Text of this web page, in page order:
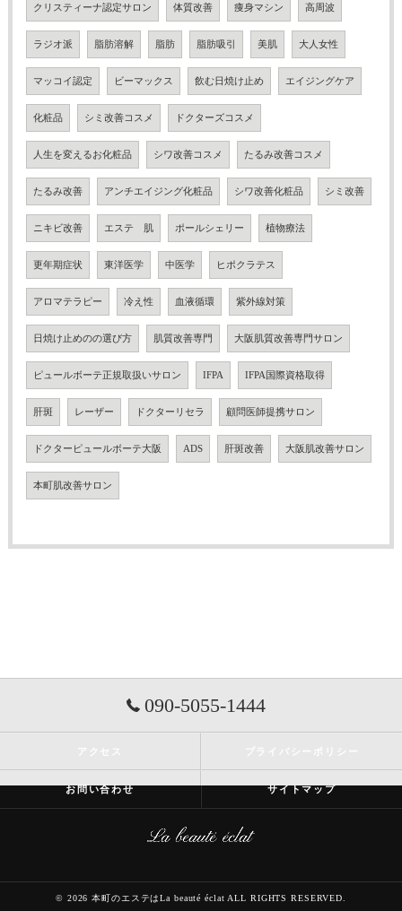
クリスティーナ認定サロン 体質改善 痩身マシン 高周波
ラジオ派 脂肪溶解 脂肪 脂肪吸引 美肌 大人女性
マッコイ認定 ビーマックス 飲む日焼け止め エイジングケア
化粧品 シミ改善コスメ ドクターズコスメ
人生を変えるお化粧品 シワ改善コスメ たるみ改善コスメ
たるみ改善 アンチエイジング化粧品 シワ改善化粧品 シミ改善
ニキビ改善 エステ 肌 ポールシェリー 植物療法
更年期症状 東洋医学 中医学 ヒポクラテス
アロマテラピー 冷え性 血液循環 紫外線対策
日焼け止めのの選び方 肌質改善専門 大阪肌質改善専門サロン
ピュールボーテ正規取扱いサロン IFPA IFPA国際資格取得
肝斑 レーザー ドクターリセラ 顧問医師提携サロン
ドクターピュールボーテ大阪 ADS 肝斑改善 大阪肌改善サロン
本町肌改善サロン
090-5055-1444
お問い合わせ サイトマップ
© 2026 本町のエステはLa beauté éclat ALL RIGHTS RESERVED.